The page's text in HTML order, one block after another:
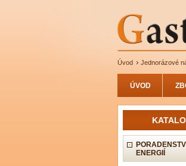
Úvod Jednorázové
ÚVOD
ENERGIÍ